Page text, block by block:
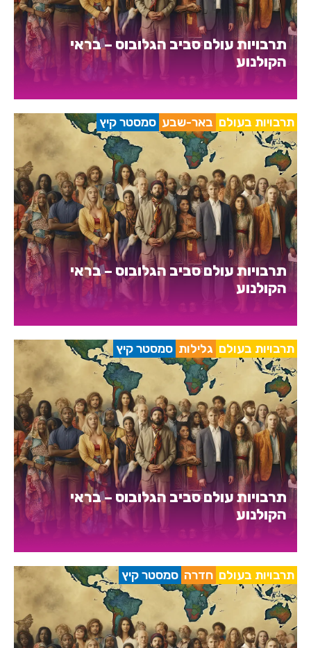
תרבויות עולם סביב הגלובוס – בראי
הקולנוע
תרבויות בעולם באר-שבע סמסטר קיץ
תרבויות עולם סביב הגלובוס – בראי
הקולנוע
תרבויות בעולם גלילות סמסטר קיץ
תרבויות עולם סביב הגלובוס – בראי
הקולנוע
תרבויות בעולם חדרה סמסטר קיץ